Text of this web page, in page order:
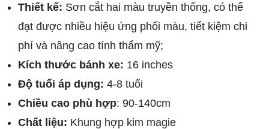
Thiết kế: Sơn cắt hai màu truyền thống, có thể
đạt được nhiều hiệu ứng phối màu, tiết kiệm chi
phí và nâng cao tính thẩm mỹ;
Kích thước bánh xe: 16 inches
Độ tuổi áp dụng: 4-8 tuổi
Chiều cao phù hợp: 90-140cm
Chất liệu: Khung hợp kim magie